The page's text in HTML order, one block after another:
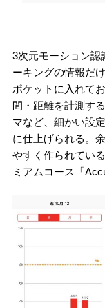
3次元モーション認
ーキングの情報だ
ポケットに入れて
間・距離を計測す
マなど、細かい設
に仕上げられる。
やすく作られてい
ミアムコース「